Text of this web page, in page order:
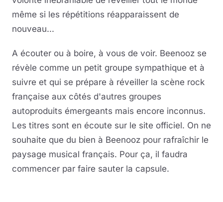
même si les répétitions réapparaissent de
nouveau...
A écouter ou à boire, à vous de voir. Beenooz se
révèle comme un petit groupe sympathique et à
suivre et qui se prépare à réveiller la scène rock
française aux côtés d'autres groupes
autoproduits émergeants mais encore inconnus.
Les titres sont en écoute sur le site officiel. On ne
souhaite que du bien à Beenooz pour rafraîchir le
paysage musical français. Pour ça, il faudra
commencer par faire sauter la capsule.